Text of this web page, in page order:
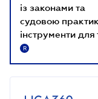
із законами та
судовою
інструменти
R